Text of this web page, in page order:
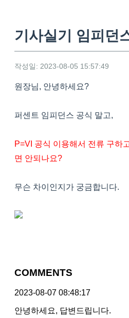
기사실기 임피던
작성일: 2023-08-05 15:57:49
원장님, 안녕하세요?
퍼센트 임피던스 공식 말고,
P=VI 공식 이용해서 전류 구하
면 안되나요?
무슨 차이인지가 궁금합니다.
COMMENTS
2023-08-07 08:48:17
안녕하세요, 답변드립니다.